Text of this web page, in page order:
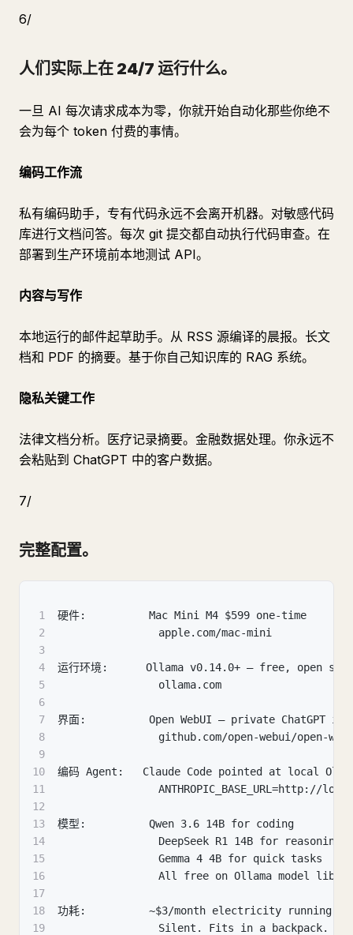
6/
人们实际上在 24/7 运行什么。
一旦 AI 每次请求成本为零，你就开始自动化那些你绝不
会为每个 token 付费的事情。
编码工作流
私有编码助手，专有代码永远不会离开机器。对敏感代码
库进行文档问答。每次 git 提交都自动执行代码审查。在
部署到生产环境前本地测试 API。
内容与写作
本地运行的邮件起草助手。从 RSS 源编译的晨报。长文
档和 PDF 的摘要。基于你自己知识库的 RAG 系统。
隐私关键工作
法律文档分析。医疗记录摘要。金融数据处理。你永远不
会粘贴到 ChatGPT 中的客户数据。
7/
完整配置。
1
硬件:          Mac Mini M4 $599 one-time
2
                apple.com/mac-mini
3
4
运行环境:      Ollama v0.14.0+ — free, open
5
                ollama.com
6
7
界面:          Open WebUI — private ChatGPT in
8
github.com/open-webui/open-
9
10
编码 Agent:   Claude Code pointed at local
11
ANTHROPIC_BASE_URL=http://
12
13
模型:          Qwen 3.6 14B for coding
14
                DeepSeek R1 14B for reasoning
15
                Gemma 4 4B for quick tasks
16
All free on Ollama model
17
18
功耗:          ~$3/month electricity running
19
                Silent. Fits in a backpack.